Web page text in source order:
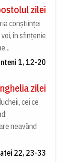
zilei
conștiinței
în sfințenie
1, 12-20
zilei
cei ce
neavând
22, 23-33